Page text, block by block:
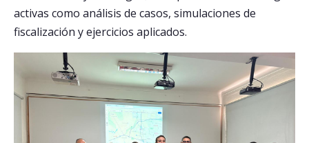
activas como análisis de casos, simulaciones de
fiscalización y ejercicios aplicados.